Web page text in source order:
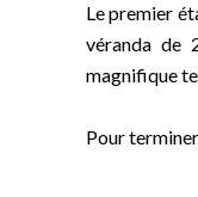
Le premier
véranda de
magnifique
Pour